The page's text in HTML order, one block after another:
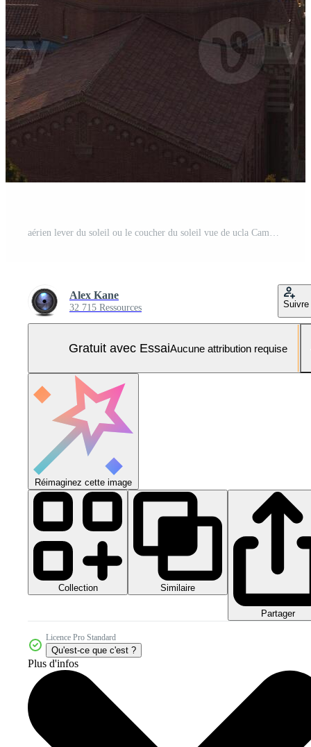
aérien lever du soleil ou le coucher du soleil vue de ucla Campus avec luxuriant verdure, diverse architecture, et brumeux montagnes Photo Pro
Alex Kane
32 715 Ressources Suivre
Gratuit avec EssaiAucune attribution requise
Réimaginez cette image
Collection Similaire
Partager
Licence Pro Standard
Qu'est-ce que c'est ?
Plus d'infos